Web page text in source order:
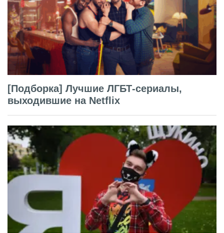
[Подборка] Лучшие ЛГБТ-сериалы,
выходившие на Netflix